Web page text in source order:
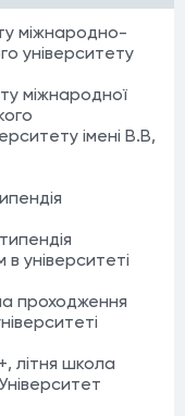
міжнародно-
університету
міжнародної
імені В.В,
університеті
проходження
літня школа